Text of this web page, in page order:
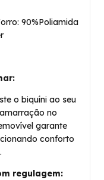
90%Poliamida
o biquíni ao seu
no
garante
conforto
regulagem: